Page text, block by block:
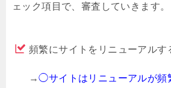
ェック項目で、審査していきます。
頻繁にサイトをリニューアルす
→◯サイトはリニューアルが頻